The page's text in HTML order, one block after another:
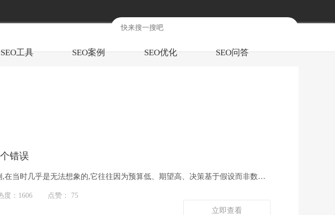
SEO工具 SEO案例 SEO优化 SEO问答
错误
在当时几乎是无法想象的,它往往因为预算低、期望高、决策基于假设而非数
度：1606 点赞： 75
立即查看